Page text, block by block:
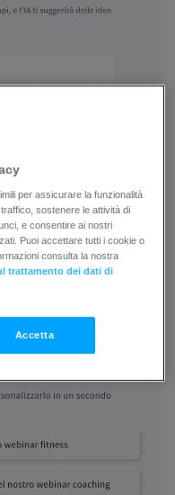
alcuni possibili
o fai clic su
per assicurare la funzionalità
sostenere le attività di
e consentire ai nostri
Puoi accettare tutti i cookie o
consulta la nostra
trattamento dei dati di
Accetta